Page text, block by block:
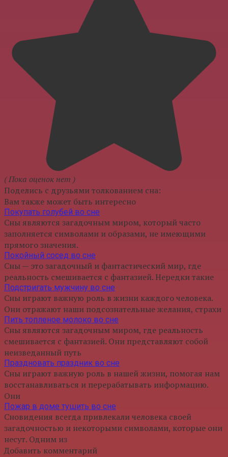
( Пока оценок нет )
Поделись с друзьями толкованием сна:
Вам также может быть интересно
Покупать голубей во сне
Сны являются загадочным миром, который часто
заполняется символами и образами, не имеющими
прямого значения.
Покойный сосед во сне
Сны — это загадочный и фантастический мир, где
реальность смешивается с фантазией. Нередки такие
Подстригать мужчину во сне
Сны играют важную роль в жизни каждого человека.
Они отражают наши подсознательные желания, страхи
Пить топленое молоко во сне
Сны являются загадочным миром, где реальность
смешивается с фантазией. Они представляют собой
неизведанный путь
Праздновать праздник во сне
Сны играют важную роль в нашей жизни, помогая нам
восстанавливаться и перерабатывать информацию.
Они
Пожар в доме тушить во сне
Сновидения всегда привлекали человека своей
загадочностью и некоторыми символами, которые они
несут. Одним из
Добавить комментарий